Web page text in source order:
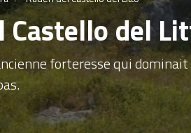
Castello del
forteresse qui